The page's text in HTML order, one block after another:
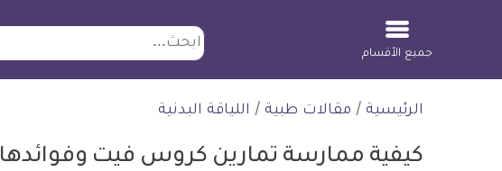
ابحث
جميع الأقسام
الرئيسية / مقالات طبية / اللياقة البدنية
كيفية ممارسة تمارين كروس فيت وفوائدها